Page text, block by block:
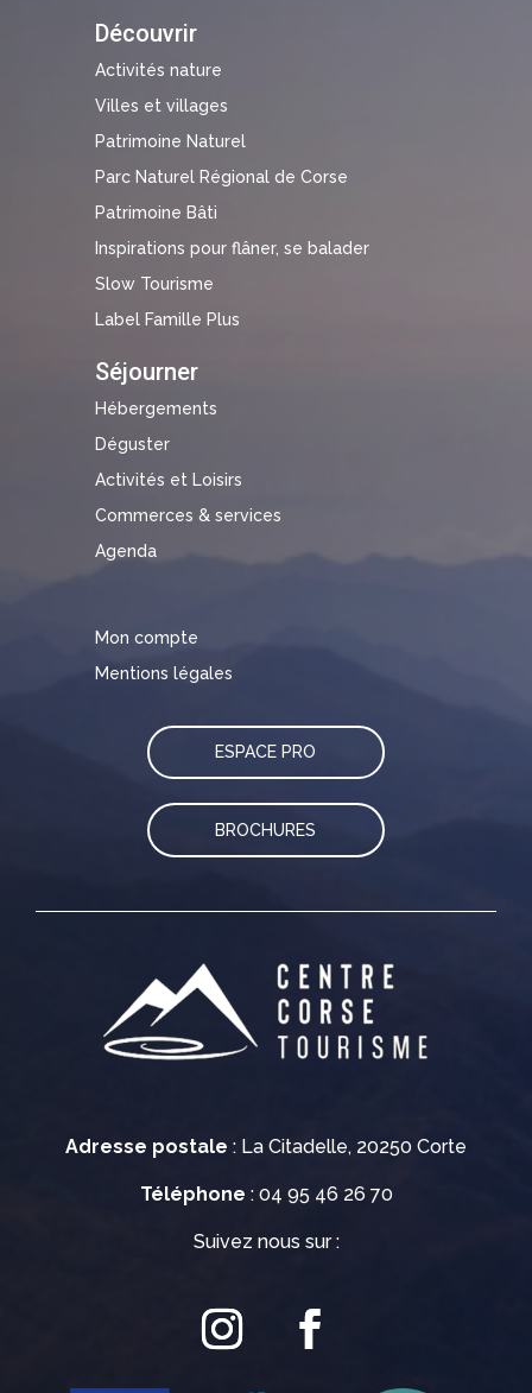
Adresse postale : La Citadelle, 20250 Corte
Téléphone : 04 95 46 26 70
Suivez nous sur :
Découvrir
Activités nature
Villes et villages
Patrimoine Naturel
Parc Naturel Régional de Corse
Patrimoine Bâti
Inspirations pour flâner, se balader
Slow Tourisme
Label Famille Plus
Séjourner
Hébergements
Déguster
Activités et Loisirs
Commerces & services
Agenda
Mon compte
Mentions légales
ESPACE PRO
BROCHURES